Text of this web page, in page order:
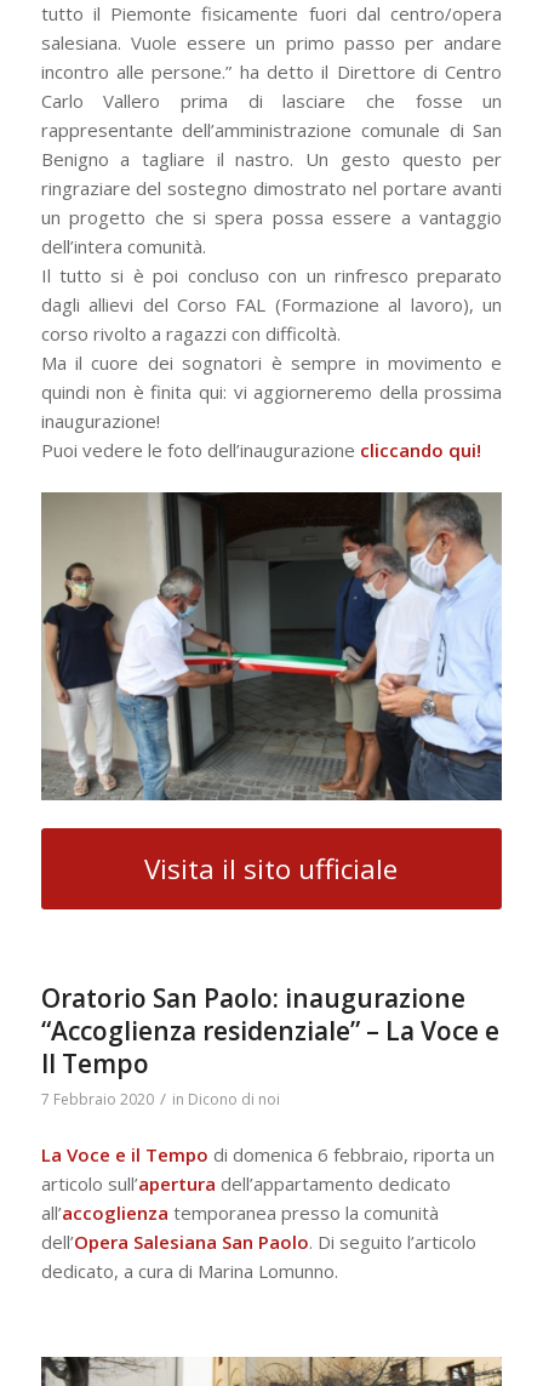
tutto il Piemonte fisicamente fuori dal centro/opera
salesiana. Vuole essere un primo passo per andare
incontro alle persone.” ha detto il Direttore di Centro
Carlo Vallero prima di lasciare che fosse un
rappresentante dell’amministrazione comunale di San
Benigno a tagliare il nastro. Un gesto questo per
ringraziare del sostegno dimostrato nel portare avanti
un progetto che si spera possa essere a vantaggio
dell’intera comunità.
Il tutto si è poi concluso con un rinfresco preparato
dagli allievi del Corso FAL (Formazione al lavoro), un
corso rivolto a ragazzi con difficoltà.
Ma il cuore dei sognatori è sempre in movimento e
quindi non è finita qui: vi aggiorneremo della prossima
inaugurazione!
Puoi vedere le foto dell’inaugurazione cliccando qui!
Visita il sito ufficiale
Oratorio San Paolo: inaugurazione
“Accoglienza residenziale” – La Voce e
Il Tempo
7 Febbraio 2020 / in Dicono di noi
La Voce e il Tempo di domenica 6 febbraio, riporta un
articolo sull’apertura dell’appartamento dedicato
all’accoglienza temporanea presso la comunità
dell’Opera Salesiana San Paolo. Di seguito l’articolo
dedicato, a cura di Marina Lomunno.